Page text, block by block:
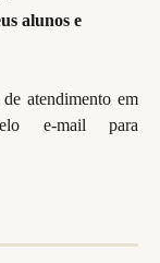
alunos e
atendimento em
e-mail para